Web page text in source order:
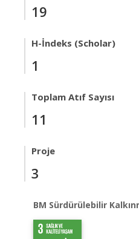
19
H-İndeks (Scholar)
1
Toplam Atıf Sayısı
11
Proje
3
BM Sürdürülebilir